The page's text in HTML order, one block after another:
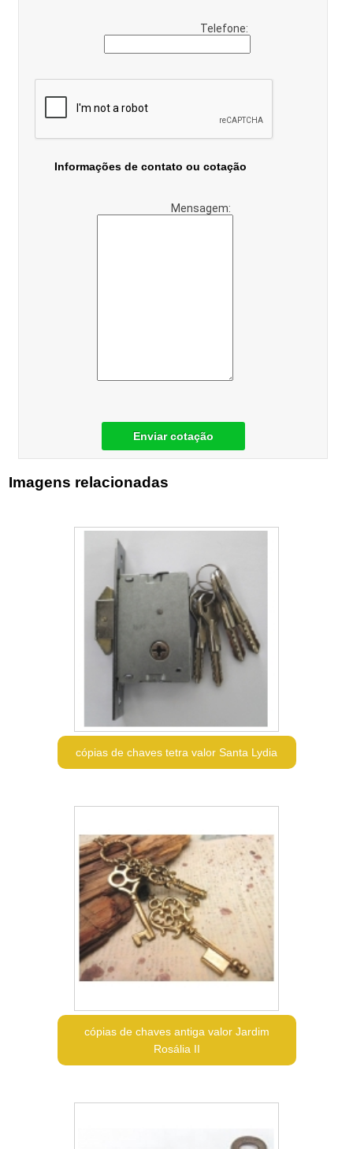
Telefone:
Informações de contato ou cotação
Mensagem:
Enviar cotação
Imagens relacionadas
cópias de chaves tetra valor Santa Lydia
cópias de chaves antiga valor Jardim
Rosália II